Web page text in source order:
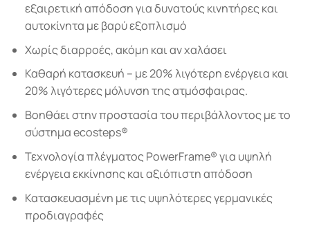
εξαιρετική απόδοση για δυνατούς κινητήρες και
αυτοκίνητα µε βαρύ εξοπλισµό
Χωρίς διαρροές, ακόμη και αν χαλάσει
Καθαρή κατασκευή – µε 20% λιγότερη ενέργεια και
20% λιγότερες μόλυνση της ατμόσφαιρας.
Βοηθάει στην προστασία του περιβάλλοντος με το
σύστημα ecosteps®
Τεχνολογία πλέγµατος PowerFrame® για υψηλή
ενέργεια εκκίνησης και αξιόπιστη απόδοση
Κατασκευασμένη με τις υψηλότερες γερμανικές
προδιαγραφές